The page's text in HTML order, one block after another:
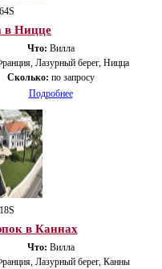
в Ницце
Что: Вилла
Лазурный берег, Ницца
Сколько: по запросу
Подробнее
в Каннах
Что: Вилла
Лазурный берег, Канны